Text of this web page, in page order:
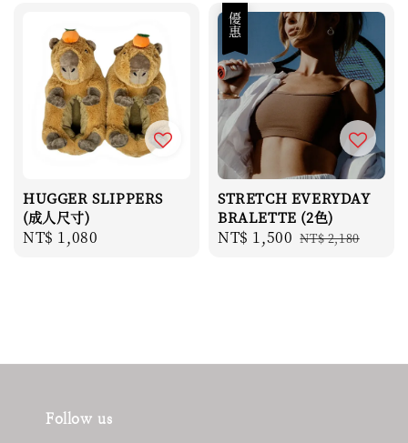
HUGGER SLIPPERS
(成人尺寸)
Regular
NT$ 1,080
優惠
STRETCH EVERYDAY
BRALETTE (2色)
Sale
NT$ 1,500 Regular
NT$ 2,180
Follow us